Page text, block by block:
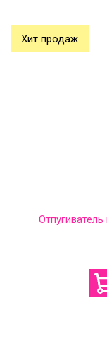
Хит продаж